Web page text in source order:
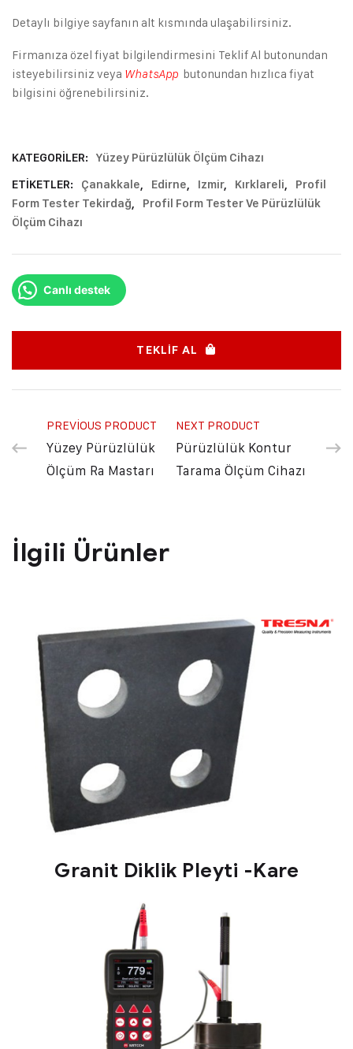
Detaylı bilgiye sayfanın alt kısmında ulaşabilirsiniz.
Firmanıza özel fiyat bilgilendirmesini Teklif Al butonundan
isteyebilirsiniz veya WhatsApp butonundan hızlıca fiyat
bilgisini öğrenebilirsiniz.
KATEGORILER:
Yüzey Pürüzlülük Ölçüm Cihazı
ETIKETLER:
Çanakkale, Edirne, Izmir, Kırklareli,
Profil
Form Tester Tekirdağ,
Profil Form Tester Ve Pürüzlülük
Ölçüm Cihazı
Canlı destek
TEKLIF AL
PREVIOUS PRODUCT
Yüzey Pürüzlülük
Ölçüm Ra Mastarı
NEXT PRODUCT
Pürüzlülük Kontur
Tarama Ölçüm Cihazı
İlgili Ürünler
Granit Diklik Pleyti -Kare